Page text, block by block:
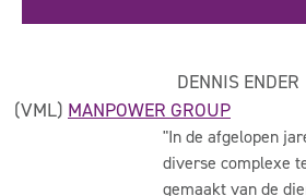
DENNIS ENDER
(VML) MANPOWER GROUP
"In de afgelopen
diverse complexe
gemaakt van de